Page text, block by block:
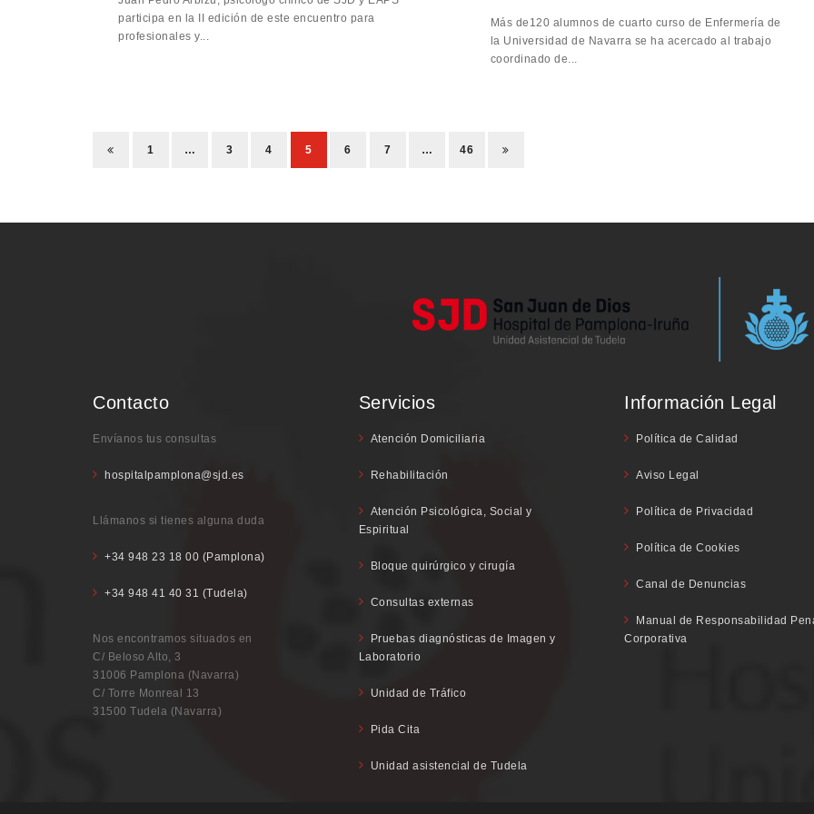
participa en la II edición de este encuentro para
profesionales y...
Más de120 alumnos de cuarto curso de Enfermería de
la Universidad de Navarra se ha acercado al trabajo
coordinado de...
1 … 3 4 5 6 7 … 46
Contacto
Envíanos tus consultas
hospitalpamplona@sjd.es
Llámanos si tienes alguna duda
+34 948 23 18 00 (Pamplona)
+34 948 41 40 31 (Tudela)
Nos encontramos situados en
C/ Beloso Alto, 3
31006 Pamplona (Navarra)
C/ Torre Monreal 13
31500 Tudela (Navarra)
Servicios
Atención Domiciliaria
Rehabilitación
Atención Psicológica, Social y
Espiritual
Bloque quirúrgico y cirugía
Consultas externas
Pruebas diagnósticas de Imagen y
Laboratorio
Unidad de Tráfico
Pida Cita
Unidad asistencial de Tudela
Información Legal
Política de Calidad
Aviso Legal
Política de Privacidad
Política de Cookies
Canal de Denuncias
Manual de Responsabilidad
Corporativa